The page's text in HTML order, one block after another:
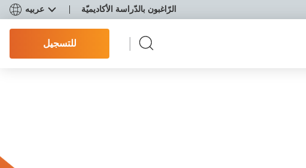
الرّاغبون بالدّراسة الأكاديميّة عربيه
للتسجيل